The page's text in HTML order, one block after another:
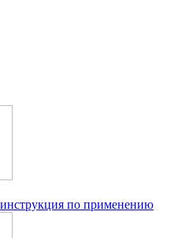
по применению